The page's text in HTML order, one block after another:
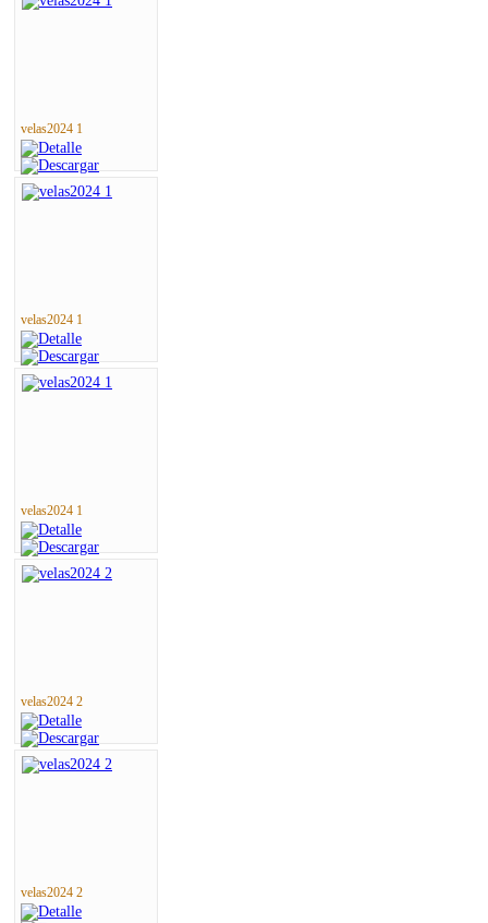
velas2024 1
velas2024 1
velas2024 1
velas2024 2
velas2024 2